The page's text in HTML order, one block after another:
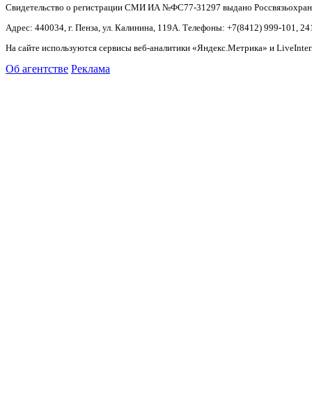
Свидетельство о регистрации СМИ ИА №ФС77-31297 выдано
Адрес: 440034, г. Пенза, ул. Калинина, 119А. Телефоны: +7(8412) 999-101,
На сайте используются сервисы веб-аналитики «Яндекс.Метрика» и
Об агентстве Реклама